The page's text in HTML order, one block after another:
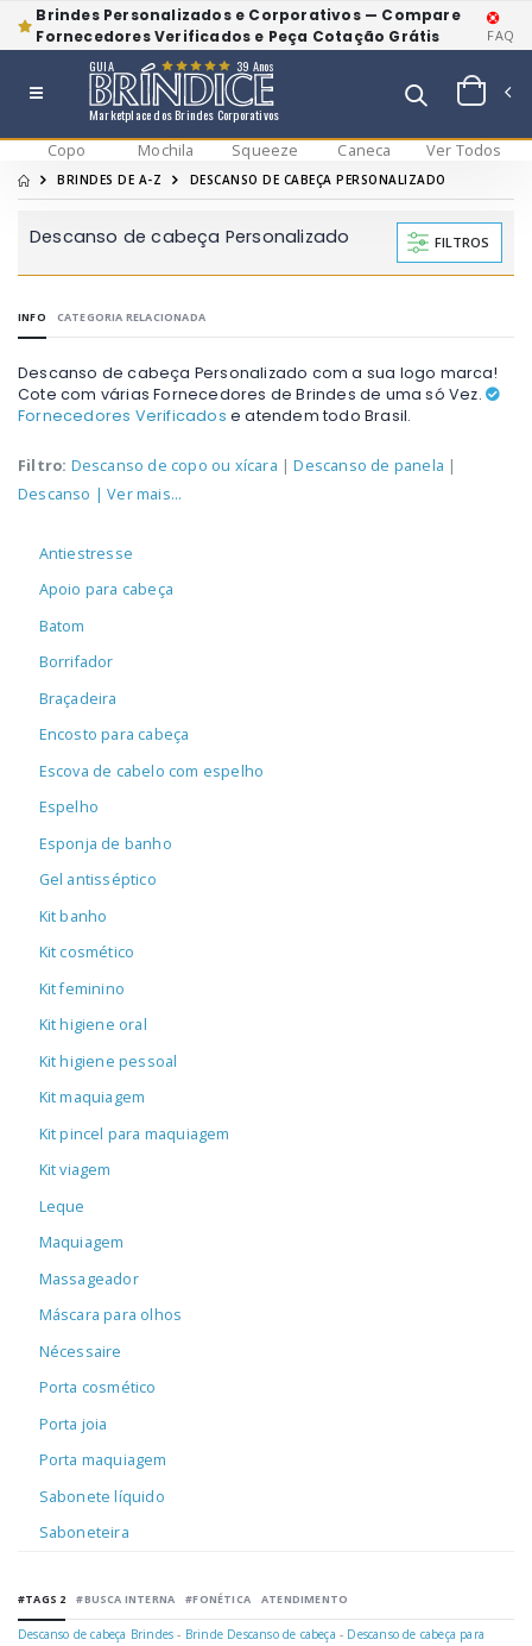
Brindes Personalizados e Corporativos — Compare
Fornecedores Verificados e Peça Cotação Grátis
FAQ
Marketplace dos Brindes Corporativos
GUIA 39 Anos
Copo Mochila Squeeze Caneca Ver Todos
BRINDES DE A-Z DESCANSO DE CABEÇA PERSONALIZADO
Descanso de cabeça Personalizado FILTROS
INFO CATEGORIA RELACIONADA
Descanso de cabeça Personalizado com a sua logo marca!
Cote com várias Fornecedores de Brindes de uma só Vez.
Fornecedores Verificados e atendem todo Brasil.
Filtro: Descanso de copo ou xícara |Descanso de panela |
Descanso | Ver mais...
Antiestresse
Apoio para cabeça
Batom
Borrifador
Braçadeira
Encosto para cabeça
Escova de cabelo com espelho
Espelho
Esponja de banho
Gel antisséptico
Kit banho
Kit cosmético
Kit feminino
Kit higiene oral
Kit higiene pessoal
Kit maquiagem
Kit pincel para maquiagem
Kit viagem
Leque
Maquiagem
Massageador
Máscara para olhos
Nécessaire
Porta cosmético
Porta joia
Porta maquiagem
Sabonete líquido
Saboneteira
#TAGS 2 #BUSCA INTERNA #FONÉTICA ATENDIMENTO
Descanso de cabeça Brindes - Brinde Descanso de cabeça - Descanso de cabeça para